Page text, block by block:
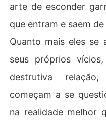
arte de esconder
que entram e saem
Quanto mais eles se
seus próprios
destrutiva
começam a se
na realidade melhor